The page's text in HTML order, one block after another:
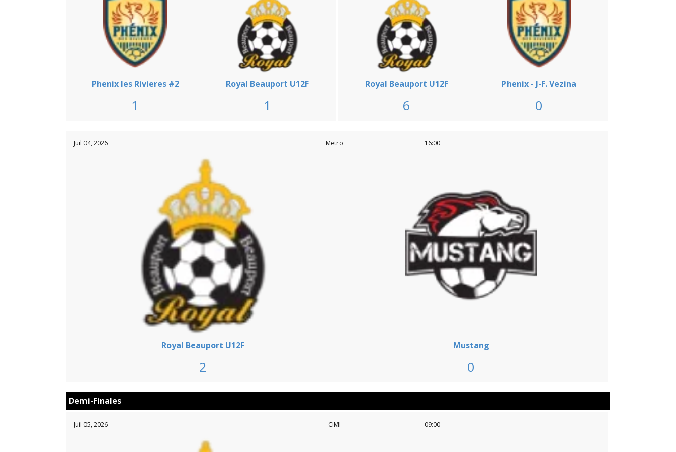
Phenix les Rivieres #2 Royal Beauport U12F
1 1
Royal Beauport U12F Phenix - J-F. Vezina
6 0
Juil 04, 2026 Metro 16:00
Royal Beauport U12F Mustang
2 0
Demi-Finales
Juil 05, 2026 CIMI 09:00